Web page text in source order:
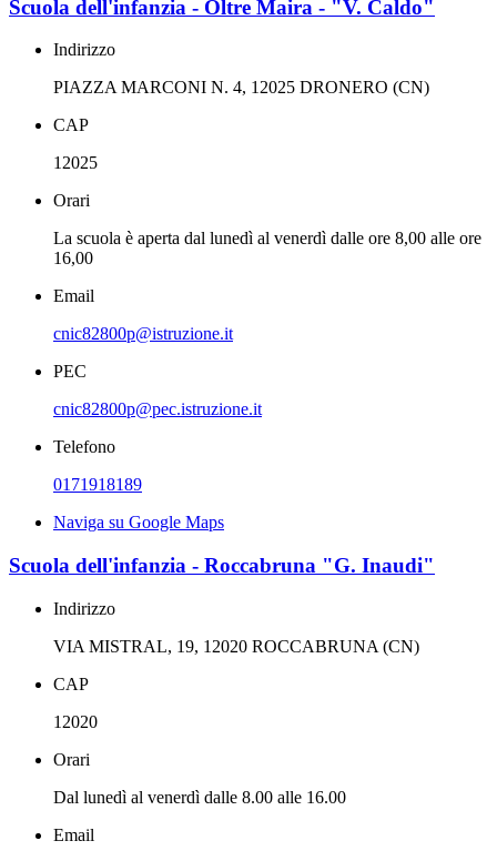
Scuola dell'infanzia - Oltre Maira - "V. Caldo"
Indirizzo
PIAZZA MARCONI N. 4, 12025 DRONERO (CN)
CAP
12025
Orari
La scuola è aperta dal lunedì al venerdì dalle ore 8,00 alle ore
16,00
Email
cnic82800p@istruzione.it
PEC
cnic82800p@pec.istruzione.it
Telefono
0171918189
Naviga su Google Maps
Scuola dell'infanzia - Roccabruna "G. Inaudi"
Indirizzo
VIA MISTRAL, 19, 12020 ROCCABRUNA (CN)
CAP
12020
Orari
Dal lunedì al venerdì dalle 8.00 alle 16.00
Email